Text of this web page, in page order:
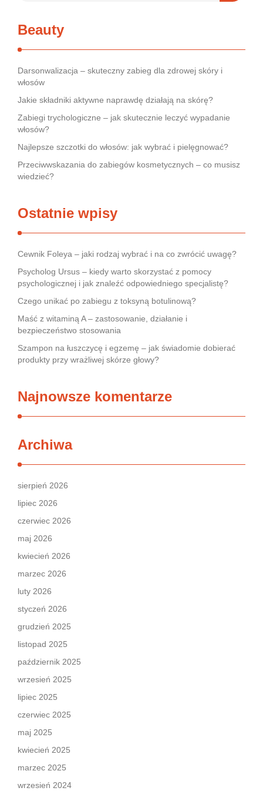
Beauty
Darsonwalizacja – skuteczny zabieg dla zdrowej skóry i
włosów
Jakie składniki aktywne naprawdę działają na skórę?
Zabiegi trychologiczne – jak skutecznie leczyć wypadanie
włosów?
Najlepsze szczotki do włosów: jak wybrać i pielęgnować?
Przeciwwskazania do zabiegów kosmetycznych – co musisz
wiedzieć?
Ostatnie wpisy
Cewnik Foleya – jaki rodzaj wybrać i na co zwrócić uwagę?
Psycholog Ursus – kiedy warto skorzystać z pomocy
psychologicznej i jak znaleźć odpowiedniego specjalistę?
Czego unikać po zabiegu z toksyną botulinową?
Maść z witaminą A – zastosowanie, działanie i
bezpieczeństwo stosowania
Szampon na łuszczycę i egzemę – jak świadomie dobierać
produkty przy wrażliwej skórze głowy?
Najnowsze komentarze
Archiwa
sierpień 2026
lipiec 2026
czerwiec 2026
maj 2026
kwiecień 2026
marzec 2026
luty 2026
styczeń 2026
grudzień 2025
listopad 2025
październik 2025
wrzesień 2025
lipiec 2025
czerwiec 2025
maj 2025
kwiecień 2025
marzec 2025
wrzesień 2024